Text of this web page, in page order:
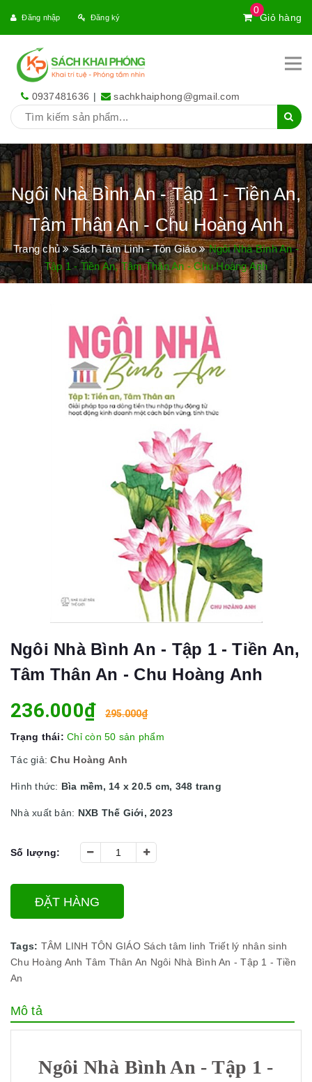
0
Giỏ hàng
Đăng nhập Đăng ký
0937481636 | sachkhaiphong@gmail.com
Ngôi Nhà Bình An - Tập 1 - Tiền An,
Tâm Thân An - Chu Hoàng Anh
Trang chủ Sách Tâm Linh - Tôn Giáo
Ngôi Nhà Bình An -
Tập 1 - Tiền An, Tâm Thân An - Chu Hoàng Anh
Ngôi Nhà Bình An - Tập 1 - Tiền An,
Tâm Thân An - Chu Hoàng Anh
236.000₫ 295.000₫
Trạng thái: Chỉ còn 50 sản phẩm
Tác giả:Chu Hoàng Anh
Hình thức: Bìa mềm, 14 x 20.5 cm, 348 trang
Nhà xuất bản: NXB Thế Giới, 2023
Số lượng:
ĐẶT HÀNG
Tags: TÂM LINH TÔN GIÁO Sách tâm linh Triết lý nhân sinh
Chu Hoàng Anh Tâm Thân An Ngôi Nhà Bình An - Tập 1 - Tiền
An
Mô tả
Ngôi Nhà Bình An - Tập 1 -